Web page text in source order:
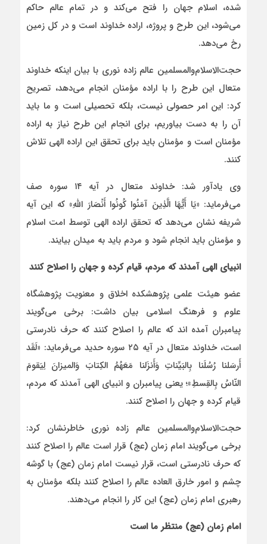
شده، اسلام جهان را فتح می‌کند و در تمام عالم حاکم
می‌شود، این طرح و پروژه، اراده خداوند است و در کل زمین
رخ می‌دهد.
حجت‌الاسلام‌والمسلمین عالم زاده نوری با بیان اینکه خداوند
متعال این طرح را با اراده مؤمنان انجام می‌دهد، تصریح
کرد: این امر حصولی نیست، بلکه تحصیلی است و ما باید
آن را به دست بیاوریم، برای انجام این طرح نیاز به اراده
مؤمنان است و مؤمنان باید برای تحقق این اراده الهی تلاش
کنند.
وی یادآور شد: خداوند متعال در آیه ۱۴ سوره صف
می‌فرماید: «یَا أَیُّهَا الَّذِینَ آمَنُوا کُونُوا أَنْصَارَ اللَّهِ» که این آیه
شریفه نشان می‌دهد که تحقق اراده الهی توسط امت اسلام
و مؤمنان باید انجام شود و مردم باید به میدان بیایند.
انبیای الهی آمدند که مردم، قیام کرده و جهان را اصلاح کنند
عضو هیئت علمی پژوهشکده اخلاق و معنویت پژوهشگاه
علوم و فرهنگ اسلامی بیان داشت: برخی می‌گویند
پیامبران آمده اند که عالم را اصلاح کنند که حرف نادرستی
است، خداوند متعال در آیه ۲۵ سوره حدید می‌فرماید: «لَقَد
أَرسَلنا رُسُلَنا بِالبَیِّناتِ وَأَنزَلنا مَعَهُمُ الکِتابَ وَالمیزانَ لِیَقومَ
النّاسُ بِالقِسطِ»؛ یعنی پیامبران و انبیای الهی آمدند که مردم،
قیام کرده و جهان را اصلاح کنند.
حجت‌الاسلام‌والمسلمین عالم زاده نوری خاطرنشان کرد:
برخی می‌گویند امام زمان (عج) قرار است عالم را اصلاح کنند
که حرف نادرستی است، قرار نیست امام زمان (عج) با گوشه
چشم و امور خارق العاده عالم را اصلاح کنند بلکه مؤمنان به
رهبری امام زمان (عج) این کار را انجام می‌دهند.
امام زمان (عج) منتظر ما است